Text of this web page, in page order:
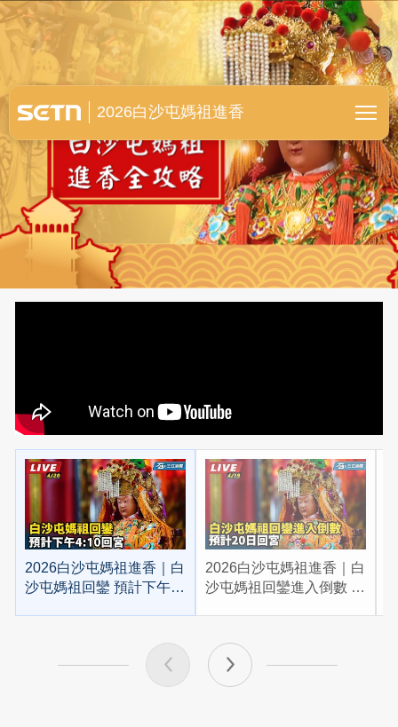
白沙屯媽祖進香全紀錄
2026白沙屯媽祖進香
2026白沙屯媽祖進香｜白
沙屯媽祖回鑾 預計下午
2026白沙屯媽祖進香｜白
沙屯媽祖回鑾進入倒數 預